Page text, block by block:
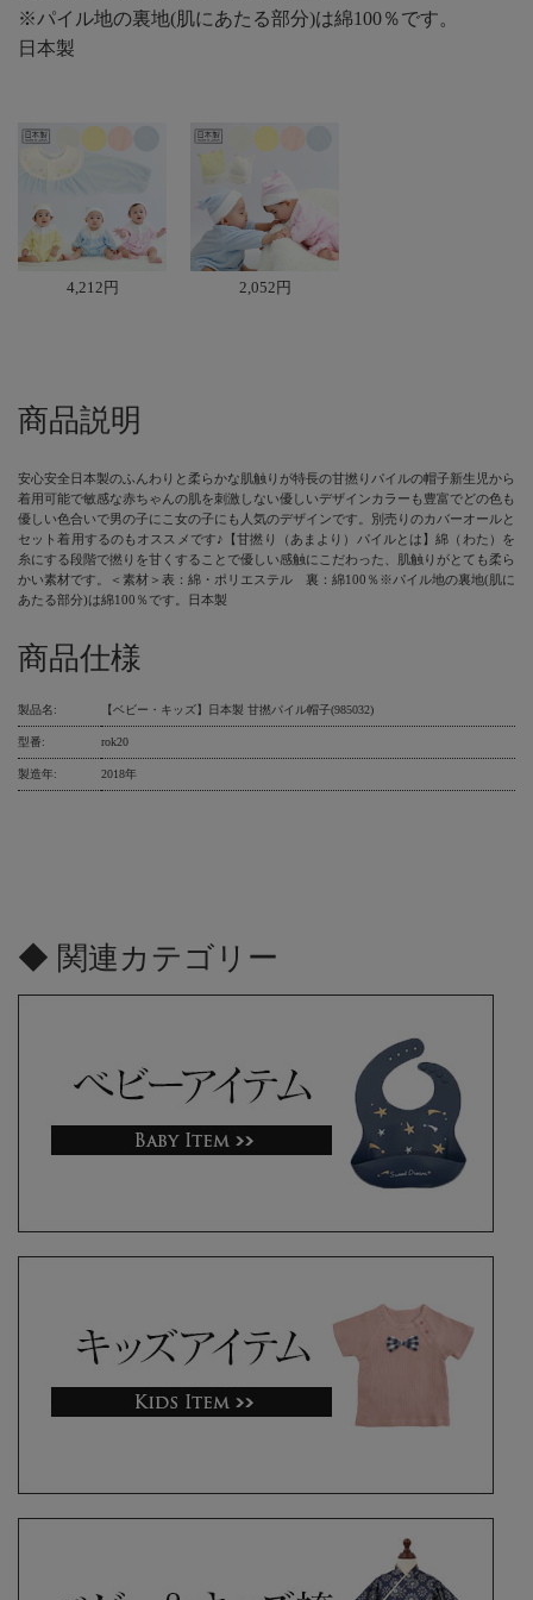
※パイル地の裏地(肌にあたる部分)は綿100％です。
日本製
4,212円 2,052円
商品説明
安心安全日本製のふんわりと柔らかな肌触りが特長の甘撚りパイルの帽子新生児から
着用可能で敏感な赤ちゃんの肌を刺激しない優しいデザインカラーも豊富でどの色も
優しい色合いで男の子にこ女の子にも人気のデザインです。別売りのカバーオールと
セット着用するのもオススメです♪【甘撚り（あまより）パイルとは】綿（わた）を
糸にする段階で撚りを甘くすることで優しい感触にこだわった、肌触りがとても柔ら
かい素材です。＜素材＞表：綿・ポリエステル 裏：綿100％※パイル地の裏地(肌に
あたる部分)は綿100％です。日本製
商品仕様
製品名: 【ベビー・キッズ】日本製 甘撚パイル帽子(985032)
型番: rok20
製造年: 2018年
◆ 関連カテゴリー